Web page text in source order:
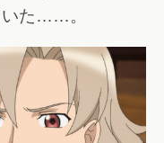
いた……。